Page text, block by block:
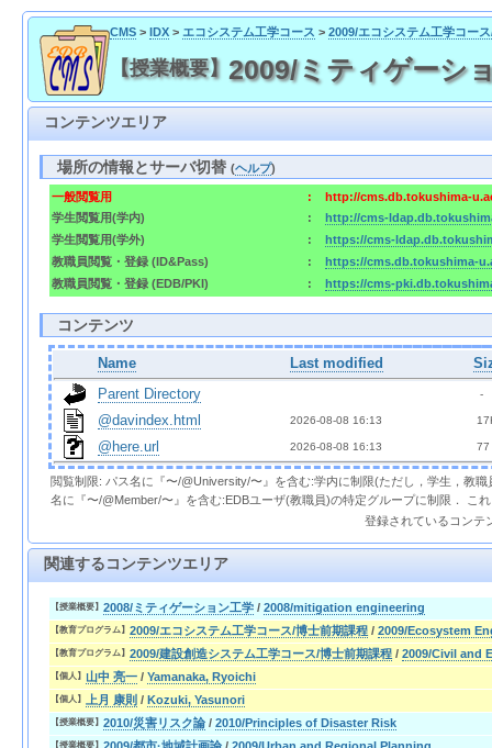
CMS> IDX> エコシステム工学コース > 2009/エコシステム工学コー
【授業概要】 2009/ミティゲーシ
コンテンツエリア
場所の情報とサーバ切替(ヘルプ)
一般閲覧用 :
http://cms.db.tokushima-
学生閲覧用(学内)
:
http://cms-
学生閲覧用(学外)
:
https://cms-
教職員閲覧・登録 (ID&Pass)
:
https://cms.db.tokushima-
教職員閲覧・登録 (EDB/PKI)
: https://cms-
コンテンツ
Name Last modified
Parent Directory
  -
@davindex.html 2026-08-08 16:13
@here.url 2026-08-08 16:13 77
閲覧制限: パス名に『〜/@University/〜』を含む:学内に制限(ただし，学生，教
名に『〜/@Member/〜』を含む:EDBユーザ(教職員)の特定グループに制限． こ
登録されているコンテ
関連するコンテンツエリア
【授業概要】 2008/ミティゲーション工学 / 2008/mitigation engineering
【教育プログラム】 2009/エコシステム工学コース/博士前期課程 / 2009/Ecosystem
【教育プログラム】 2009/建設創造システム工学コース/博士前期課程 / 2009/Civil and
【個人】 山中 亮一 / Yamanaka, Ryoichi
【個人】 上月 康則 / Kozuki, Yasunori
【授業概要】 2010/災害リスク論 / 2010/Principles of Disaster Risk
【授業概要】